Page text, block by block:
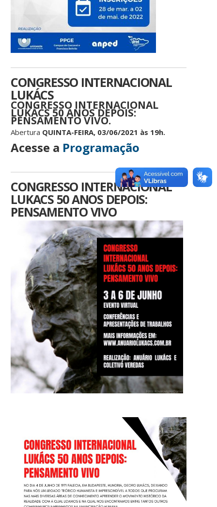
CONGRESSO INTERNACIONAL
LUKÁCS
CONGRESSO INTERNACIONAL
LUKÁCS 50 ANOS DEPOIS:
PENSAMENTO VIVO.
Abertura QUINTA-FEIRA, 03/06/2021 às 19h.
Acesse a Programação
CONGRESSO INTERNACIONAL
LUKACS 50 ANOS DEPOIS:
PENSAMENTO VIVO